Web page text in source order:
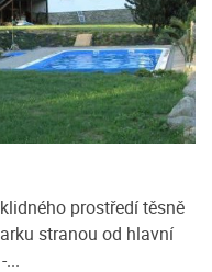
prostředí těsně
stranou od hlavní
...